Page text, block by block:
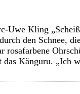
Uwe Kling
den Schnee,
rosafarbene
das Känguru. „Ich